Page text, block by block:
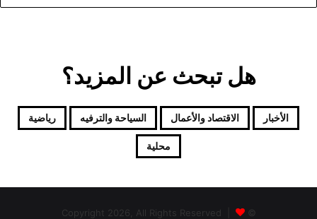
هل تبحث عن المزيد؟
الأخبار الاقتصاد والأعمال السياحة والترفيه رياضية
محلية
© Copyright 2026, All Rights Reserved |